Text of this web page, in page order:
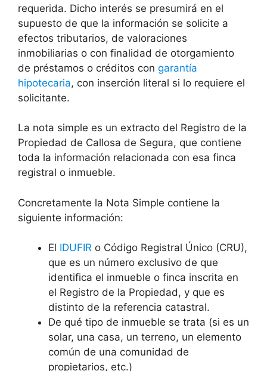
requerida. Dicho interés se presumirá en el
supuesto de que la información se solicite a
efectos tributarios, de valoraciones
inmobiliarias o con finalidad de otorgamiento
de préstamos o créditos con garantía
hipotecaria, con inserción literal si lo requiere el
solicitante.
La nota simple es un extracto del Registro de la
Propiedad de Callosa de Segura, que contiene
toda la información relacionada con esa finca
registral o inmueble.
Concretamente la Nota Simple contiene la
siguiente información:
El IDUFIR o Código Registral Único (CRU),
que es un número exclusivo de que
identifica el inmueble o finca inscrita en
el Registro de la Propiedad, y que es
distinto de la referencia catastral.
De qué tipo de inmueble se trata (si es un
solar, una casa, un terreno, un elemento
común de una comunidad de
propietarios, etc.)